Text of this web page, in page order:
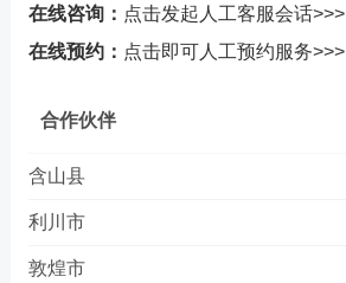
在线咨询： 点击发起人工客服会话>>>
在线预约： 点击即可人工预约服务>>>
合作伙伴
含山县
利川市
敦煌市